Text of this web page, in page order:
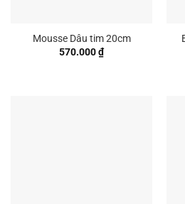
Mousse Dâu tim 20cm
570.000₫